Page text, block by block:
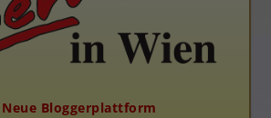
Neue Bloggerplattform